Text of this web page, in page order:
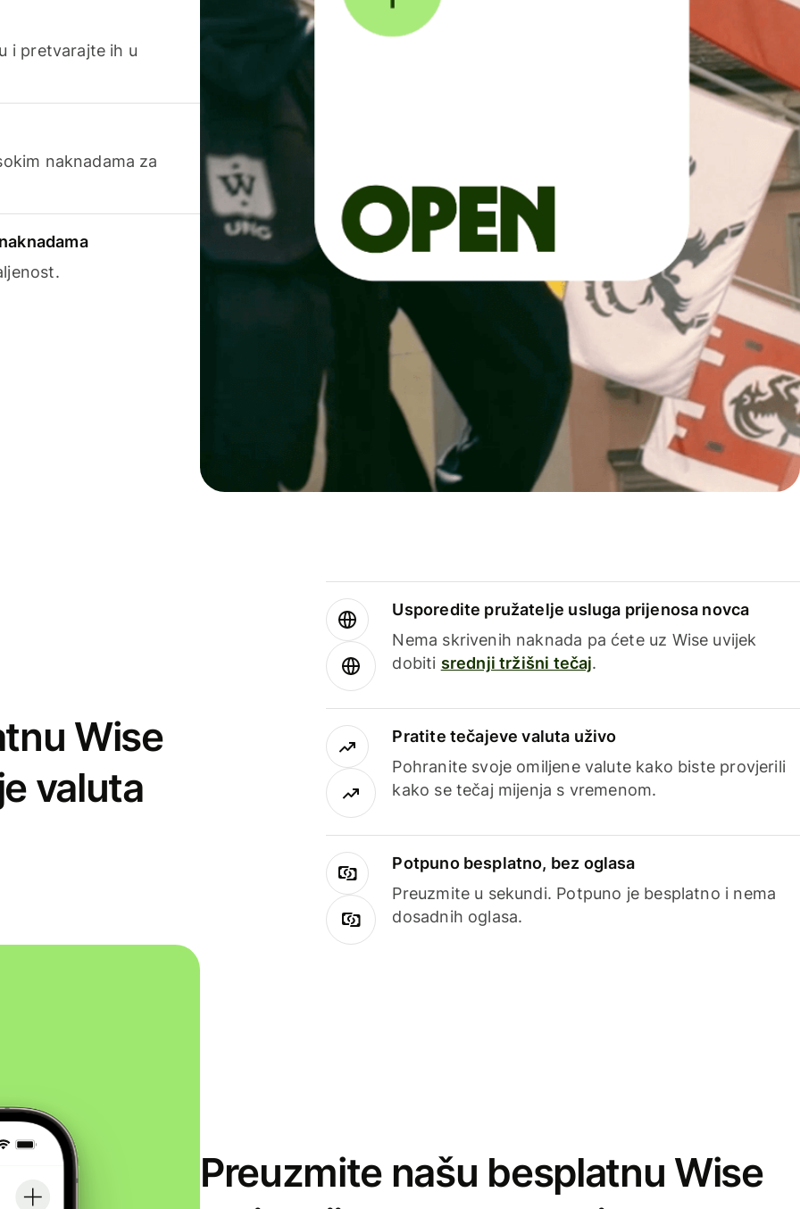
i pretvarajte ih u
naknadama za
Wise
valuta
Usporedite pružatelje usluga prijenosa novca
Nema skrivenih naknada pa ćete uz Wise uvijek
dobiti srednji tržišni tečaj.
Pratite tečajeve valuta uživo
Pohranite svoje omiljene valute kako biste provjerili
kako se tečaj mijenja s vremenom.
Potpuno besplatno, bez oglasa
Preuzmite u sekundi. Potpuno je besplatno i nema
dosadnih oglasa.
Preuzmite našu besplatnu Wise